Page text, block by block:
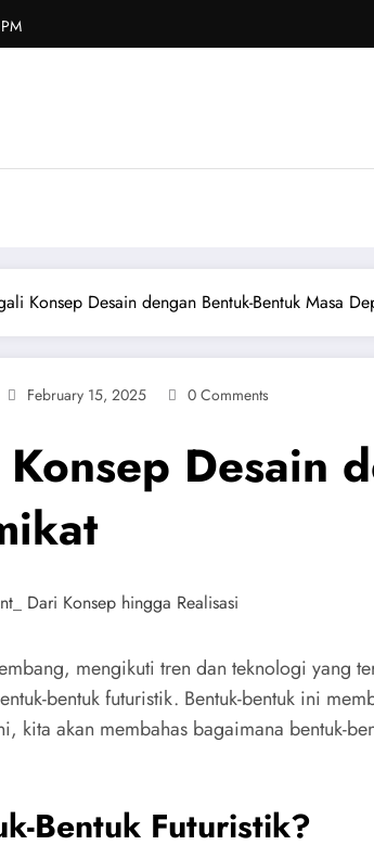
Konsep Desain dengan Bentuk-Bentuk Masa
February 15, 2025 0 Comments
Desain
mengikuti tren dan teknologi yang
bentuk futuristik. Bentuk-bentuk ini
kita akan membahas bagaimana bentuk-
Bentuk Futuristik?